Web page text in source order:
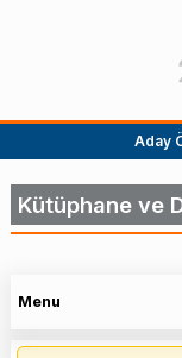
Aday
Kütüphane ve
Menu